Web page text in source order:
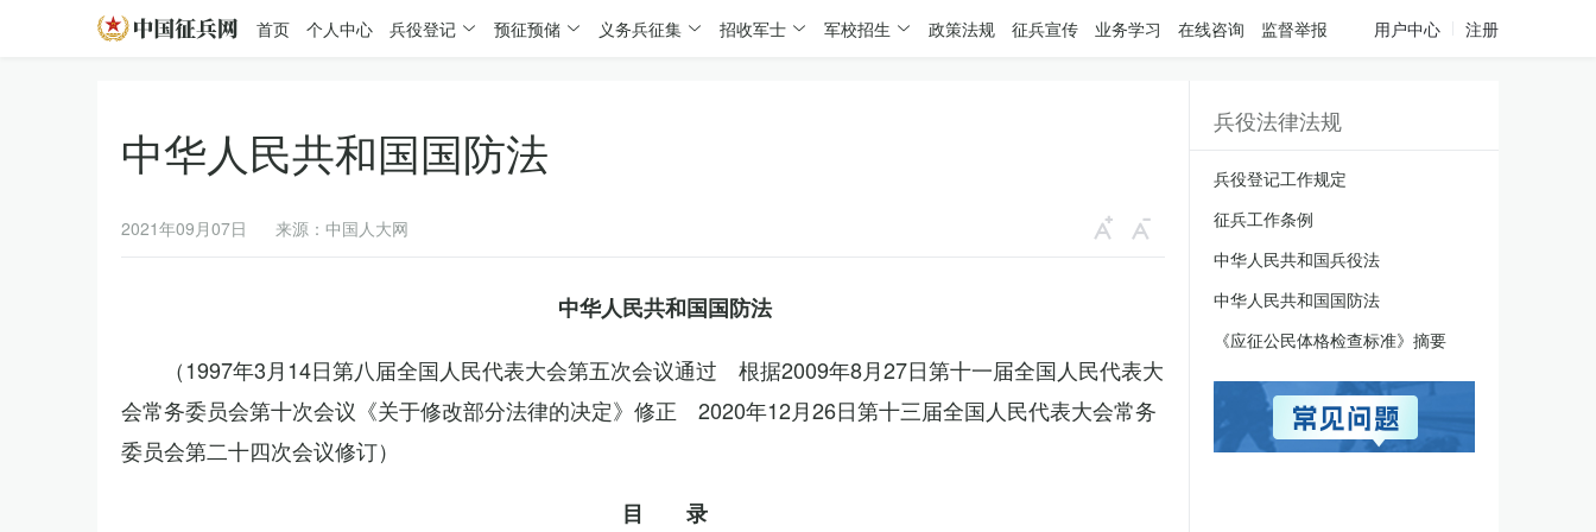
首页 个人中心 兵役登记 预征预储 义务兵征集 招收军士 军校招生 政策法规 征兵宣传 业务学习 在线咨询 监督举报 用户中心 注册
中华人民共和国国防法
2021年09月07日 来源：中国人大网
中华人民共和国国防法
（1997年3月14日第八届全国人民代表大会第五次会议通过 根据2009年8月27日第十一届全国人民代表大
会常务委员会第十次会议《关于修改部分法律的决定》修正 2020年12月26日第十三届全国人民代表大会常务
委员会第二十四次会议修订）
目 录
兵役法律法规
兵役登记工作规定
征兵工作条例
中华人民共和国兵役法
中华人民共和国国防法
《应征公民体格检查标准》摘要